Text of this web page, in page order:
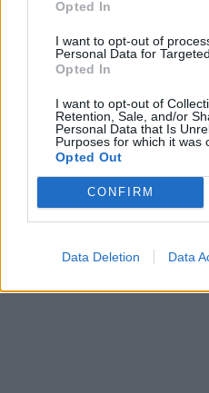
Opted In
I want to opt-out of
Personal Data for
Opted In
I want to opt-out of
Retention, Sale, and/or
Personal Data that Is
Purposes for which it was
Opted Out
CONFIRM
Data Deletion Data
Përplasen trenat në Indi,
50 të vdekur dhe 300 të
plagosur